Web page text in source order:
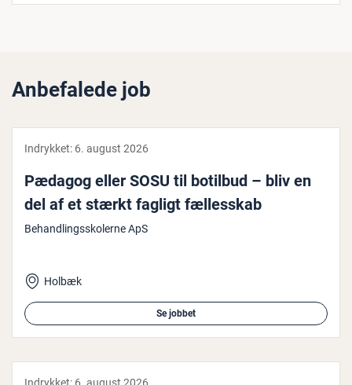
Anbefalede job
Indrykket: 6. august 2026
Pædagog eller SOSU til botilbud – bliv en
del af et stærkt fagligt fæl­les­skab
Behandlingsskolerne ApS
Holbæk
Se jobbet